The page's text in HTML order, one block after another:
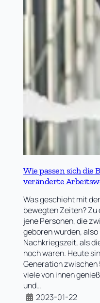
Wie passen sich die
veränderte
Was geschieht mit
bewegten Zeiten?
jene Personen, die
geboren wurden,
Nachkriegszeit, als
hoch waren. Heute
Generation zwischen
viele von ihnen
und…
2023-01-22